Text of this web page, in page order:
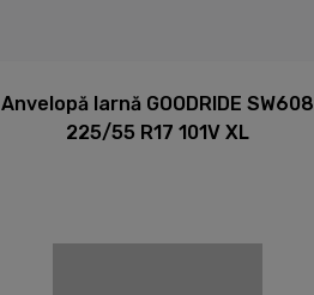
Anvelopă Iarnă GOODRIDE SW608
225/55 R17 101V XL